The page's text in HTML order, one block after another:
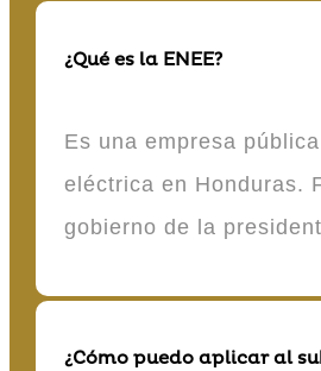
¿Qué es la ENEE?
Es una empresa
eléctrica en Honduras.
gobierno de la
¿Cómo puedo aplicar al